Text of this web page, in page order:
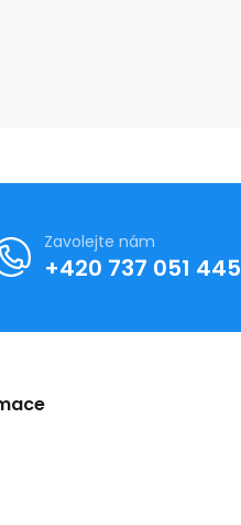
Zavolejte nám
+420 737 051 445